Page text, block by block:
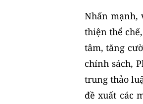
Nhấn mạnh,
thiện thể
tâm, tăng
chính sách,
trung thảo
đề xuất các